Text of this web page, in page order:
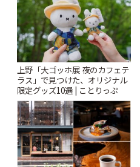
上野「大ゴッホ展 夜のカフェテ
ラス」で見つけた、オリジナル
限定グッズ10選 | ことりっぷ